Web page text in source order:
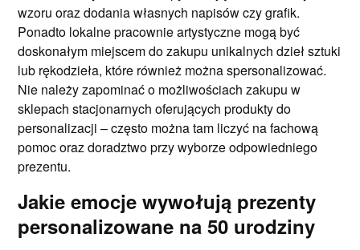
wzoru oraz dodania własnych napisów czy grafik.
Ponadto lokalne pracownie artystyczne mogą być
doskonałym miejscem do zakupu unikalnych dzieł sztuki
lub rękodzieła, które również można spersonalizować.
Nie należy zapominać o możliwościach zakupu w
sklepach stacjonarnych oferujących produkty do
personalizacji – często można tam liczyć na fachową
pomoc oraz doradztwo przy wyborze odpowiedniego
prezentu.
Jakie emocje wywołują prezenty
personalizowane na 50 urodziny